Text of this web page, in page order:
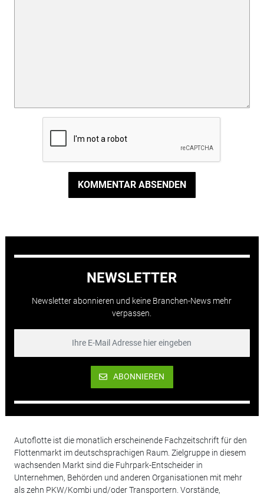
KOMMENTAR ABSENDEN
NEWSLETTER
Newsletter abonnieren und keine Branchen-News mehr
verpassen.
ABONNIEREN
Autoflotte ist die monatlich erscheinende Fachzeitschrift für den
Flottenmarkt im deutschsprachigen Raum. Zielgruppe in diesem
wachsenden Markt sind die Fuhrpark-Entscheider in
Unternehmen, Behörden und anderen Organisationen mit mehr
als zehn PKW/Kombi und/oder Transportern. Vorstände,